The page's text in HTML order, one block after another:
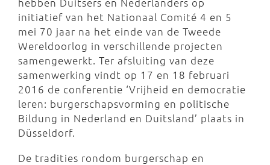
initiatief van het Nationaal Comité 4 en 5
mei 70 jaar na het einde van de Tweede
Wereldoorlog in verschillende projecten
samengewerkt. Ter afsluiting van deze
samenwerking vindt op 17 en 18 februari
2016 de conferentie ‘Vrijheid en democratie
leren: burgerschapsvorming en politische
Bildung in Nederland en Duitsland’ plaats in
Düsseldorf.
De tradities rondom burgerschap en